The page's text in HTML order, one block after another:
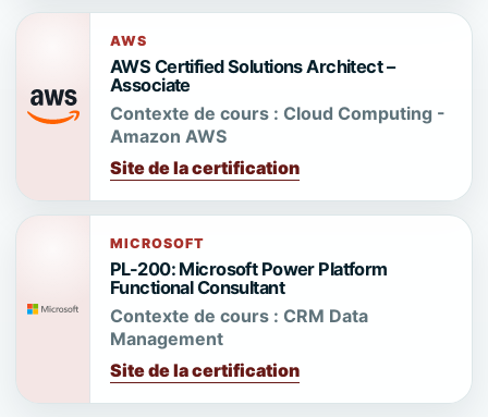
AWS
AWS Certified Solutions Architect –
Associate
Contexte de cours : Cloud Computing -
Amazon AWS
Site de la certification
MICROSOFT
PL-200: Microsoft Power Platform
Functional Consultant
Contexte de cours : CRM Data
Management
Site de la certification